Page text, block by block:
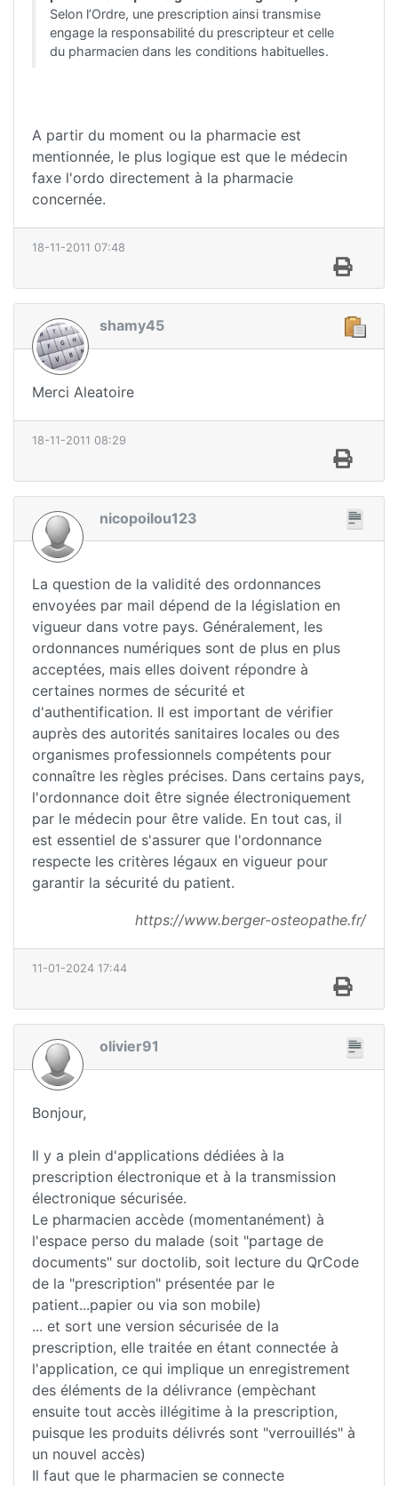
Selon l’Ordre, une prescription ainsi transmise
engage la responsabilité du prescripteur et celle
du pharmacien dans les conditions habituelles.
A partir du moment ou la pharmacie est
mentionnée, le plus logique est que le médecin
faxe l'ordo directement à la pharmacie
concernée.
18-11-2011 07:48
shamy45
Merci Aleatoire
18-11-2011 08:29
nicopoilou123
La question de la validité des ordonnances
envoyées par mail dépend de la législation en
vigueur dans votre pays. Généralement, les
ordonnances numériques sont de plus en plus
acceptées, mais elles doivent répondre à
certaines normes de sécurité et
d'authentification. Il est important de vérifier
auprès des autorités sanitaires locales ou des
organismes professionnels compétents pour
connaître les règles précises. Dans certains pays,
l'ordonnance doit être signée électroniquement
par le médecin pour être valide. En tout cas, il
est essentiel de s'assurer que l'ordonnance
respecte les critères légaux en vigueur pour
garantir la sécurité du patient.
https://www.berger-osteopathe.fr/
11-01-2024 17:44
olivier91
Bonjour,
Il y a plein d'applications dédiées à la
prescription électronique et à la transmission
électronique sécurisée.
Le pharmacien accède (momentanément) à
l'espace perso du malade (soit "partage de
documents" sur doctolib, soit lecture du QrCode
de la "prescription" présentée par le
patient...papier ou via son mobile)
... et sort une version sécurisée de la
prescription, elle traitée en étant connectée à
l'application, ce qui implique un enregistrement
des éléments de la délivrance (empèchant
ensuite tout accès illégitime à la prescription,
puisque les produits délivrés sont "verrouillés" à
un nouvel accès)
Il faut que le pharmacien se connecte